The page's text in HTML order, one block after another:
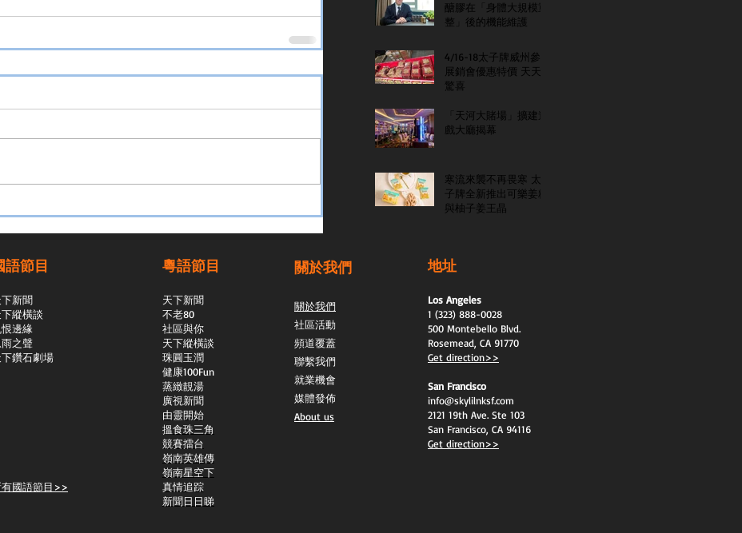
醣膠在「身體大規模重
整」後的機能維護
4/16-18太子牌威州參
展銷會優惠特價 天天
驚喜
「天河大賭場」擴建遊
戲大廳揭幕
寒流來襲不再畏寒 太
子牌全新推出可樂姜糖
與柚子姜王晶
語節目
下新聞
下縱橫談
邊緣
雨之聲
下鑽石劇場
有國語節目>>
粵語節目
天下新聞
不老80
社區與你
天下縱橫談
​珠圓玉潤
​健康100Fun
蒸緻靚湯
​廣視新聞
由靈開始
搵食珠三角
競賽擂台
嶺南英雄傳
嶺南星空下
真情追踪
新聞日日睇
關於我們
關於我們
社區活動
頻道覆蓋
聯繫我們
就業機會
媒體發佈
About us
地址
Los Angeles
1 (323) 888-0028
500 Montebello Blvd.
Rosemead, CA 91770
Get direction>>
San Francisco
info@skylilnksf.com
2121 19th Ave. Ste 103
San Francisco, CA 94116
Get direction>>